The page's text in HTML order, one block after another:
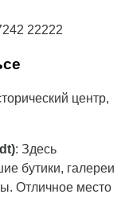
22222
центр,
: Здесь
бутики, галереи
Отличное место